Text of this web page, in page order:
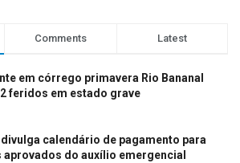
Comments Latest
em córrego primavera Rio Bananal
feridos em estado grave
divulga calendário de pagamento para
aprovados do auxílio emergencial